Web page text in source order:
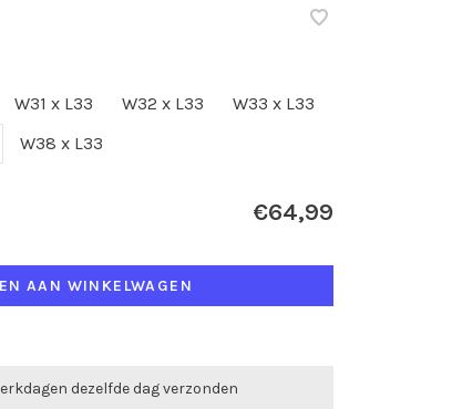
W31 x L33 W32 x L33
W33 x L33
W38 x L33
€64,99
AAN WINKELWAGEN
dezelfde dag verzonden